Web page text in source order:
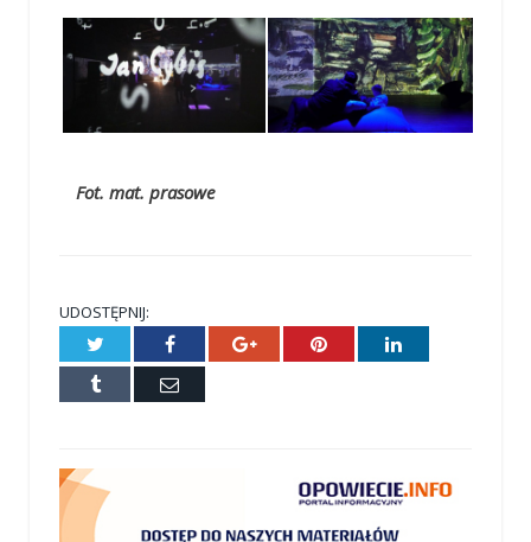
Fot. mat. prasowe
UDOSTĘPNIJ:
Twitter Facebook Google+ Pinterest LinkedIn
Tumblr
E-